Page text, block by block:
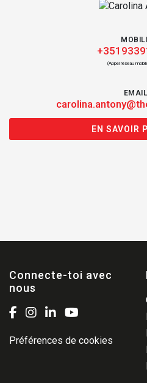
(Appel réseau
EN SAVOIR
Connecte-toi avec
nous
Préférences de cookies